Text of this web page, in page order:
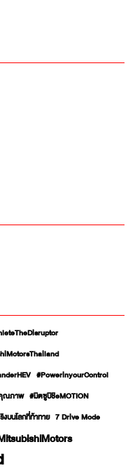
#PowerinyourControl
ณภาพ #มิตซูบิชิeMOTION
งบนโลกที่ท้าทาย 7 Drive Mode